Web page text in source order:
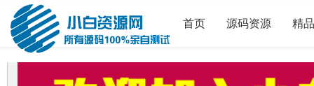
首页 源码资源 精